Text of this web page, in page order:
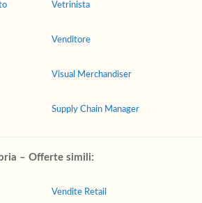
Vetrinista
Venditore
Visual Merchandiser
Supply Chain Manager
– Offerte simili:
Vendite Retail